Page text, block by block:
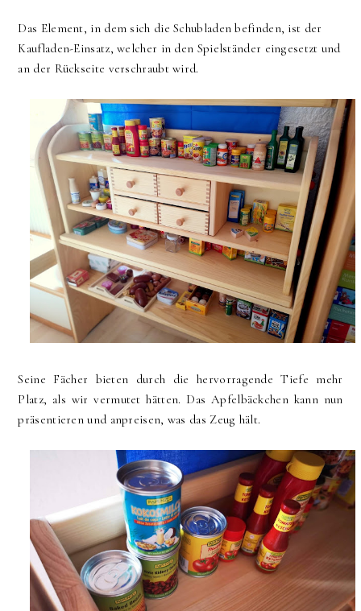
Das Element, in dem sich die Schubladen befinden, ist der
Kaufladen-Einsatz, welcher in den Spielständer eingesetzt und
an der Rückseite verschraubt wird.
Seine Fächer bieten durch die hervorragende Tiefe mehr
Platz, als wir vermutet hätten. Das Apfelbäckchen kann nun
präsentieren und anpreisen, was das Zeug hält.